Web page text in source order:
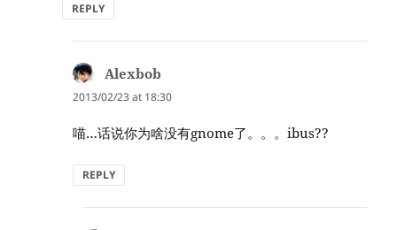
REPLY
Alexbob
2013/02/23 at 18:30
喵…话说你为啥没有gnome了。。。ibus??
REPLY